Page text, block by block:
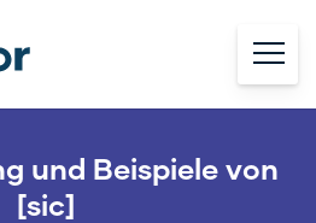
und Beispiele von
[sic]